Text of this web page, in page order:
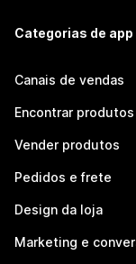
Categorias de app
Canais de vendas
Encontrar produtos
Vender produtos
Pedidos e frete
Design da loja
Marketing e